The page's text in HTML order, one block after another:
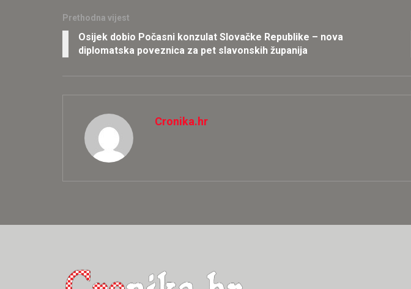
Prethodna vijest
Osijek dobio Počasni konzulat Slovačke Republike – nova
diplomatska poveznica za pet slavonskih županija
Cronika.hr